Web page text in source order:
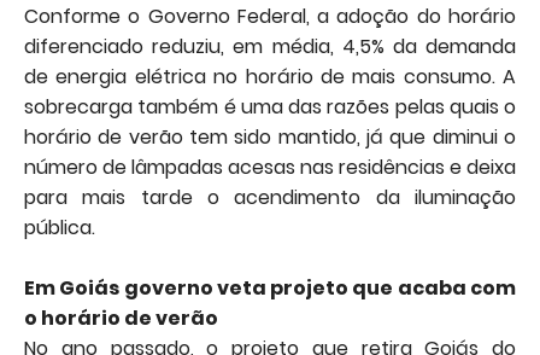
Conforme o Governo Federal, a adoção do horário
diferenciado reduziu, em média, 4,5% da demanda
de energia elétrica no horário de mais consumo. A
sobrecarga também é uma das razões pelas quais o
horário de verão tem sido mantido, já que diminui o
número de lâmpadas acesas nas residências e deixa
para mais tarde o acendimento da iluminação
pública.
Em Goiás governo veta projeto que acaba com
o horário de verão
No ano passado, o projeto que retira Goiás do